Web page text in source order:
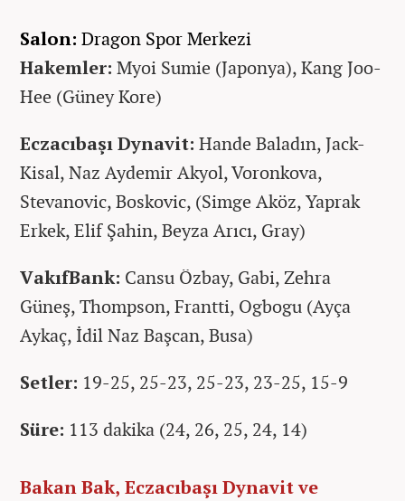
Salon: Dragon Spor Merkezi
Hakemler: Myoi Sumie (Japonya), Kang Joo-
Hee (Güney Kore)
Eczacıbaşı Dynavit: Hande Baladın, Jack-
Kisal, Naz Aydemir Akyol, Voronkova,
Stevanovic, Boskovic, (Simge Aköz, Yaprak
Erkek, Elif Şahin, Beyza Arıcı, Gray)
VakıfBank: Cansu Özbay, Gabi, Zehra
Güneş, Thompson, Frantti, Ogbogu (Ayça
Aykaç, İdil Naz Başcan, Busa)
Setler: 19-25, 25-23, 25-23, 23-25, 15-9
Süre: 113 dakika (24, 26, 25, 24, 14)
Bakan Bak, Eczacıbaşı Dynavit ve